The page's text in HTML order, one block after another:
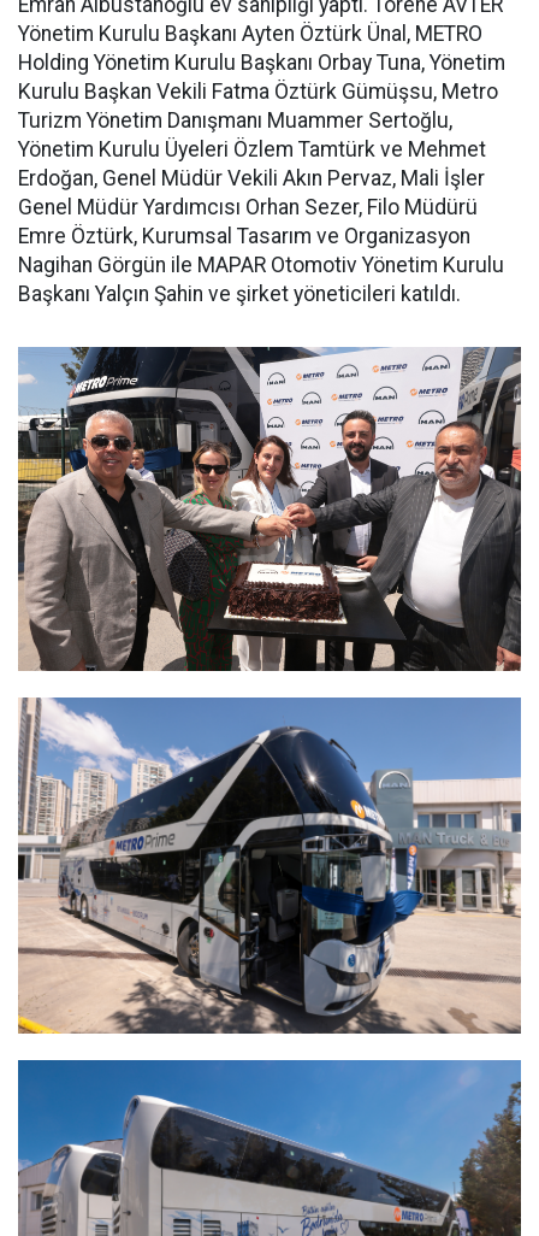
Yönetim Kurulu Başkanı Ayten Öztürk Ünal, METRO
Holding Yönetim Kurulu Başkanı Orbay Tuna, Yönetim
Kurulu Başkan Vekili Fatma Öztürk Gümüşsu, Metro
Turizm Yönetim Danışmanı Muammer Sertoğlu,
Yönetim Kurulu Üyeleri Özlem Tamtürk ve Mehmet
Erdoğan, Genel Müdür Vekili Akın Pervaz, Mali İşler
Genel Müdür Yardımcısı Orhan Sezer, Filo Müdürü
Emre Öztürk, Kurumsal Tasarım ve Organizasyon
Nagihan Görgün ile MAPAR Otomotiv Yönetim Kurulu
Başkanı Yalçın Şahin ve şirket yöneticileri katıldı.